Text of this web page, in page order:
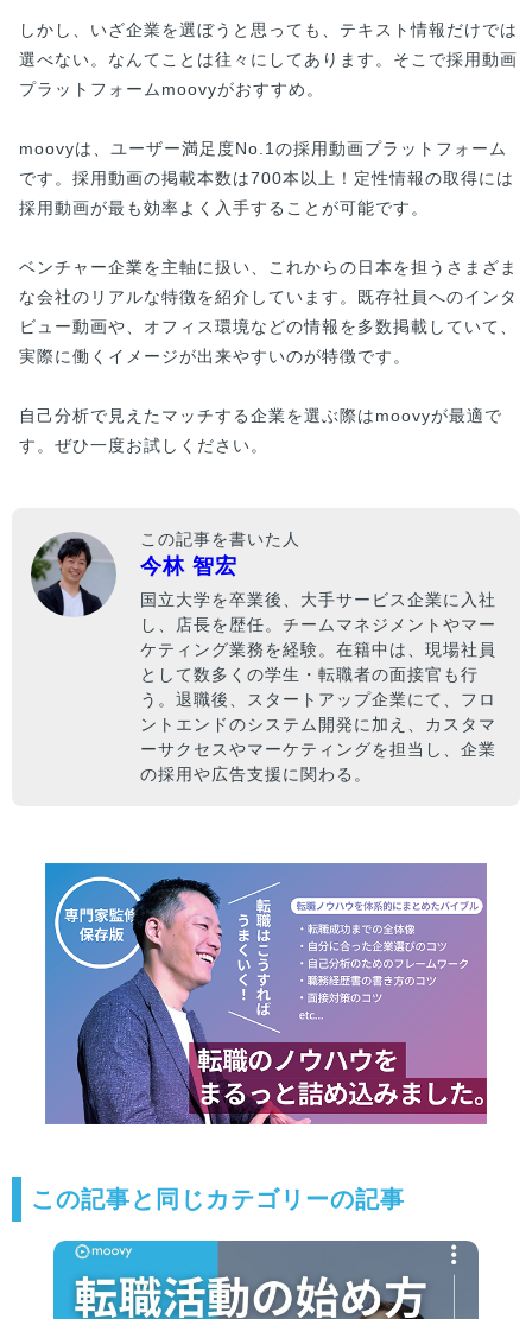
しかし、いざ企業を選ぼうと思っても、テキスト情報だけでは
選べない。なんてことは往々にしてあります。そこで採用動画
プラットフォームmoovyがおすすめ。
moovyは、ユーザー満足度No.1の採用動画プラットフォーム
です。採用動画の掲載本数は700本以上！定性情報の取得には
採用動画が最も効率よく入手することが可能です。
ベンチャー企業を主軸に扱い、これからの日本を担うさまざま
な会社のリアルな特徴を紹介しています。既存社員へのインタ
ビュー動画や、オフィス環境などの情報を多数掲載していて、
実際に働くイメージが出来やすいのが特徴です。
自己分析で見えたマッチする企業を選ぶ際はmoovyが最適で
す。ぜひ一度お試しください。
この記事を書いた人
今林 智宏
国立大学を卒業後、大手サービス企業に入社
し、店長を歴任。チームマネジメントやマー
ケティング業務を経験。在籍中は、現場社員
として数多くの学生・転職者の面接官も行
う。退職後、スタートアップ企業にて、フロ
ントエンドのシステム開発に加え、カスタマ
ーサクセスやマーケティングを担当し、企業
の採用や広告支援に関わる。
この記事と同じカテゴリーの記事